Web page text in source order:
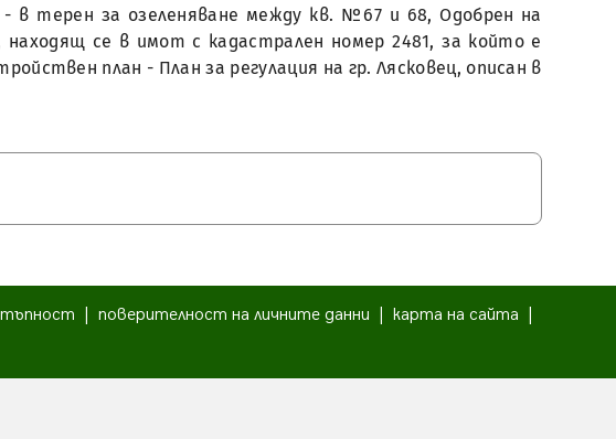
в терен за озеленяване между кв. №67 и 68, Одобрен на
се в имот с кадастрален номер 2481, за който е
план - План за регулация на гр. Лясковец, описан в
поверителност на личните данни карта на сайта